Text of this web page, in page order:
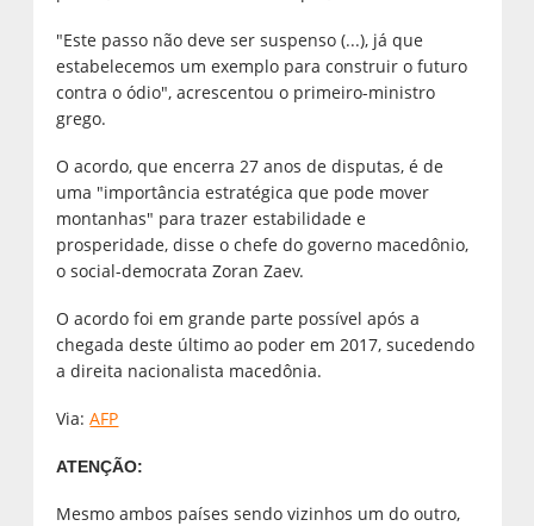
"Este passo não deve ser suspenso (...), já que
estabelecemos um exemplo para construir o futuro
contra o ódio", acrescentou o primeiro-ministro
grego.
O acordo, que encerra 27 anos de disputas, é de
uma "importância estratégica que pode mover
montanhas" para trazer estabilidade e
prosperidade, disse o chefe do governo macedônio,
o social-democrata Zoran Zaev.
O acordo foi em grande parte possível após a
chegada deste último ao poder em 2017, sucedendo
a direita nacionalista macedônia.
Via:AFP
ATENÇÃO:
Mesmo ambos países sendo vizinhos um do outro,